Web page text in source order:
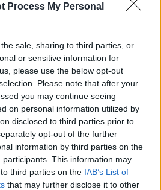
Process My Personal
sale, sharing to third parties, or
or sensitive information for
please use the below opt-out
Please note that after your
you may continue seeing
on personal information utilized by
disclosed to third parties prior to
opt-out of the further
information by third parties on the
participants. This information may
third parties on the IAB’s List of
that may further disclose it to other